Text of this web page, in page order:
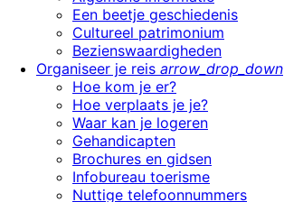
Een beetje geschiedenis
Cultureel patrimonium
Bezienswaardigheden
Organiseer je reis arrow_drop_down
Hoe kom je er?
Hoe verplaats je je?
Waar kan je logeren
Gehandicapten
Brochures en gidsen
Infobureau toerisme
Nuttige telefoonnummers